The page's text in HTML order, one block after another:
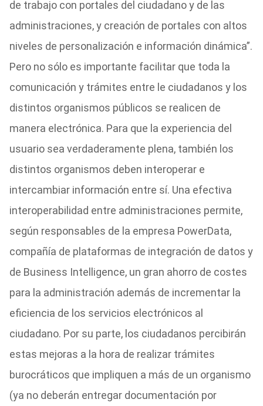
de trabajo con portales del ciudadano y de las
administraciones, y creación de portales con altos
niveles de personalización e información dinámica”.
Pero no sólo es importante facilitar que toda la
comunicación y trámites entre le ciudadanos y los
distintos organismos públicos se realicen de
manera electrónica. Para que la experiencia del
usuario sea verdaderamente plena, también los
distintos organismos deben interoperar e
intercambiar información entre sí. Una efectiva
interoperabilidad entre administraciones permite,
según responsables de la empresa PowerData,
compañía de plataformas de integración de datos y
de Business Intelligence, un gran ahorro de costes
para la administración además de incrementar la
eficiencia de los servicios electrónicos al
ciudadano. Por su parte, los ciudadanos percibirán
estas mejoras a la hora de realizar trámites
burocráticos que impliquen a más de un organismo
(ya no deberán entregar documentación por